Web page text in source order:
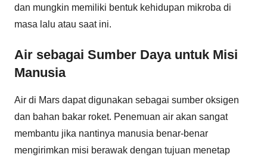
dan mungkin memiliki bentuk kehidupan mikroba di
masa lalu atau saat ini.
Air sebagai Sumber Daya untuk Misi
Manusia
Air di Mars dapat digunakan sebagai sumber oksigen
dan bahan bakar roket. Penemuan air akan sangat
membantu jika nantinya manusia benar-benar
mengirimkan misi berawak dengan tujuan menetap